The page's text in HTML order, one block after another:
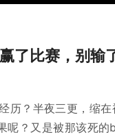
了比赛，别
历？半夜三更，缩
呢？又是被那该死